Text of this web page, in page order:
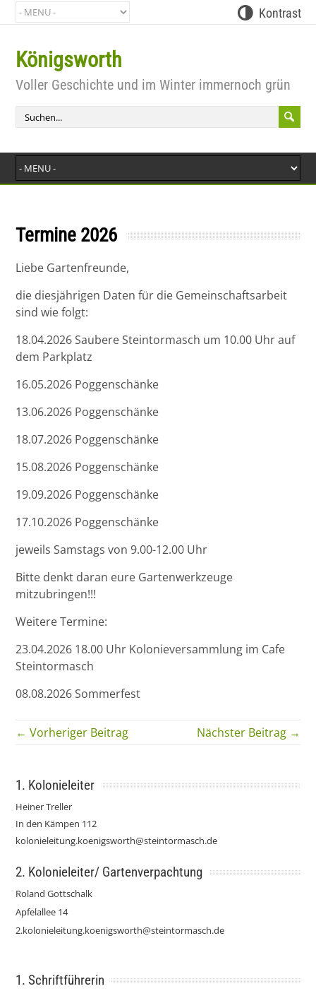
Kontrast
Königsworth
Voller Geschichte und im Winter immernoch grün
Termine 2026
Liebe Gartenfreunde,
die diesjährigen Daten für die Gemeinschaftsarbeit
sind wie folgt:
18.04.2026 Saubere Steintormasch um 10.00 Uhr auf
dem Parkplatz
16.05.2026 Poggenschänke
13.06.2026 Poggenschänke
18.07.2026 Poggenschänke
15.08.2026 Poggenschänke
19.09.2026 Poggenschänke
17.10.2026 Poggenschänke
jeweils Samstags von 9.00-12.00 Uhr
Bitte denkt daran eure Gartenwerkzeuge
mitzubringen!!!
Weitere Termine:
23.04.2026 18.00 Uhr Kolonieversammlung im Cafe
Steintormasch
08.08.2026 Sommerfest
← Vorheriger Beitrag Nächster Beitrag →
1. Kolonieleiter
Heiner Treller
In den Kämpen 112
kolonieleitung.koenigsworth@steintormasch.de
2. Kolonieleiter/ Gartenverpachtung
Roland Gottschalk
Apfelallee 14
2.kolonieleitung.koenigsworth@steintormasch.de
1. Schriftführerin